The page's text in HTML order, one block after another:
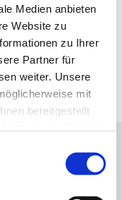
Medien anbieten
Website zu
zu Ihrer
Partner für
weiter. Unsere
mit
bereitgestellt